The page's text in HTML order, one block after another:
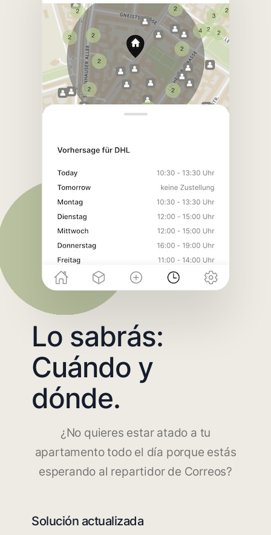
Lo sabrás:
Cuándo y
dónde.
¿No quieres estar atado a tu
apartamento todo el día porque estás
esperando al repartidor de Correos?
Solución actualizada